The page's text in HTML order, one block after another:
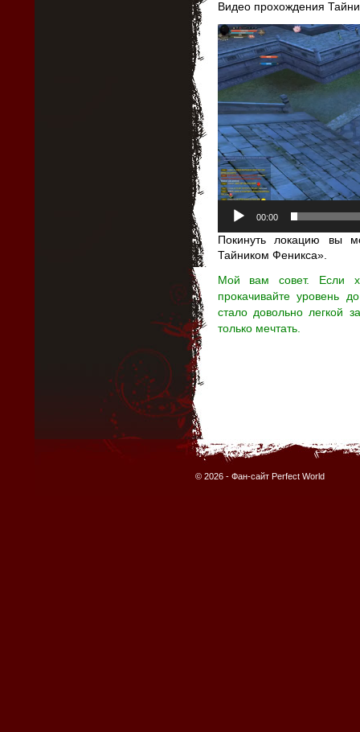
Видео прохождения
Видеоплеер
00:00
Покинуть локацию вы
Тайником Феникса».
Мой вам совет. Если
прокачивайте уровень
стало довольно легкой
только мечтать.
© 2026 - Фан-сайт Perfect World